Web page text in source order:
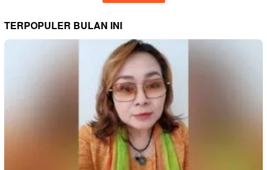
TERPOPULER BULAN INI